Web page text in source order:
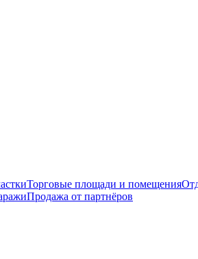
Торговые площади и помещения
Продажа от партнёров